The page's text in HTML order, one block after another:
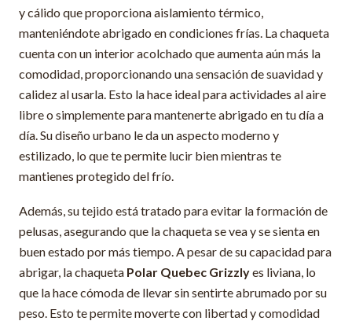
y cálido que proporciona aislamiento térmico,
manteniéndote abrigado en condiciones frías. La chaqueta
cuenta con un interior acolchado que aumenta aún más la
comodidad, proporcionando una sensación de suavidad y
calidez al usarla. Esto la hace ideal para actividades al aire
libre o simplemente para mantenerte abrigado en tu día a
día. Su diseño urbano le da un aspecto moderno y
estilizado, lo que te permite lucir bien mientras te
mantienes protegido del frío.
Además, su tejido está tratado para evitar la formación de
pelusas, asegurando que la chaqueta se vea y se sienta en
buen estado por más tiempo. A pesar de su capacidad para
abrigar, la chaqueta Polar Quebec Grizzlyes liviana, lo
que la hace cómoda de llevar sin sentirte abrumado por su
peso. Esto te permite moverte con libertad y comodidad